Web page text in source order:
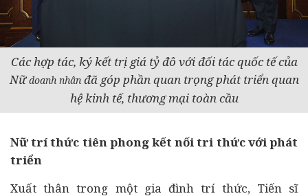
Các hợp tác, ký kết trị giá tỷ đô với đối tác quốc tế của
Nữdoanh nhânđã góp phần quan trọng phát triển quan
hệ kinh tế, thương mại toàn cầu
Nữ trí thức tiên phong kết nối tri thức với phát
triển
Xuất thân trong một gia đình trí thức, Tiến sĩ